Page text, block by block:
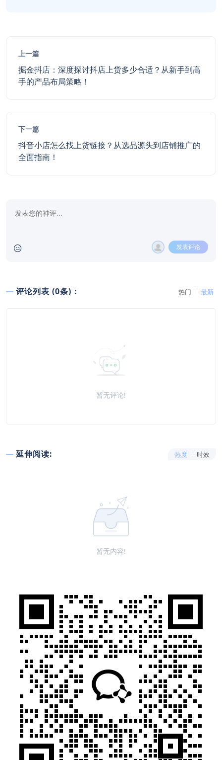
上一篇
掘金抖店：深度探讨抖店上货多少合适？从新手到高
手的产品布局策略！
下一篇
抖音小店怎么找上货链接？从选品源头到店铺推广的
全面指南！
发表评论
评论列表 (0条)： 热门 最新
暂无评论!
延伸阅读: 热度 时效
暂无内容!